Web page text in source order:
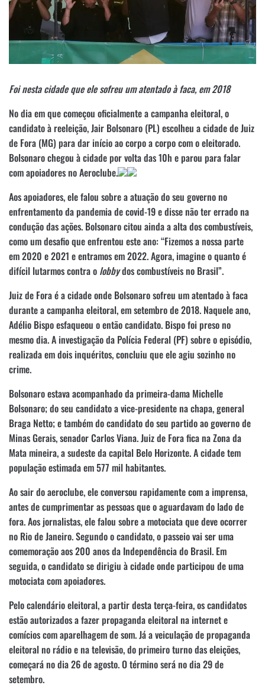
Foi nesta cidade que ele sofreu um atentado à faca, em 2018
No dia em que começou oficialmente a campanha eleitoral, o
candidato à reeleição, Jair Bolsonaro (PL) escolheu a cidade de Juiz
de Fora (MG) para dar início ao corpo a corpo com o eleitorado.
Bolsonaro chegou à cidade por volta das 10h e parou para falar
com apoiadores no Aeroclube.
Aos apoiadores, ele falou sobre a atuação do seu governo no
enfrentamento da pandemia de covid-19 e disse não ter errado na
condução das ações. Bolsonaro citou ainda a alta dos combustíveis,
como um desafio que enfrentou este ano: “Fizemos a nossa parte
em 2020 e 2021 e entramos em 2022. Agora, imagine o quanto é
difícil lutarmos contra o lobbydos combustíveis no Brasil”.
Juiz de Fora é a cidade onde Bolsonaro sofreu um atentado à faca
durante a campanha eleitoral, em setembro de 2018. Naquele ano,
Adélio Bispo esfaqueou o então candidato. Bispo foi preso no
mesmo dia. A investigação da Polícia Federal (PF) sobre o episódio,
realizada em dois inquéritos, concluiu que ele agiu sozinho no
crime.
Bolsonaro estava acompanhado da primeira-dama Michelle
Bolsonaro; do seu candidato a vice-presidente na chapa, general
Braga Netto; e também do candidato do seu partido ao governo de
Minas Gerais, senador Carlos Viana. Juiz de Fora fica na Zona da
Mata mineira, a sudeste da capital Belo Horizonte. A cidade tem
população estimada em 577 mil habitantes.
Ao sair do aeroclube, ele conversou rapidamente com a imprensa,
antes de cumprimentar as pessoas que o aguardavam do lado de
fora. Aos jornalistas, ele falou sobre a motociata que deve ocorrer
no Rio de Janeiro. Segundo o candidato, o passeio vai ser uma
comemoração aos 200 anos da Independência do Brasil. Em
seguida, o candidato se dirigiu à cidade onde participou de uma
motociata com apoiadores.
Pelo calendário eleitoral, a partir desta terça-feira, os candidatos
estão autorizados a fazer propaganda eleitoral na internet e
comícios com aparelhagem de som. Já a veiculação de propaganda
eleitoral no rádio e na televisão, do primeiro turno das eleições,
começará no dia 26 de agosto. O término será no dia 29 de
setembro.